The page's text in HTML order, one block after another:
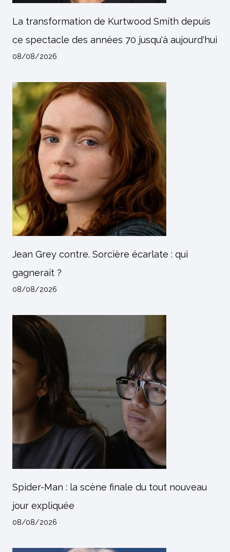
La transformation de Kurtwood Smith depuis
ce spectacle des années 70 jusqu'à aujourd'hui
08/08/2026
Jean Grey contre. Sorcière écarlate : qui
gagnerait ?
08/08/2026
Spider-Man : la scène finale du tout nouveau
jour expliquée
08/08/2026